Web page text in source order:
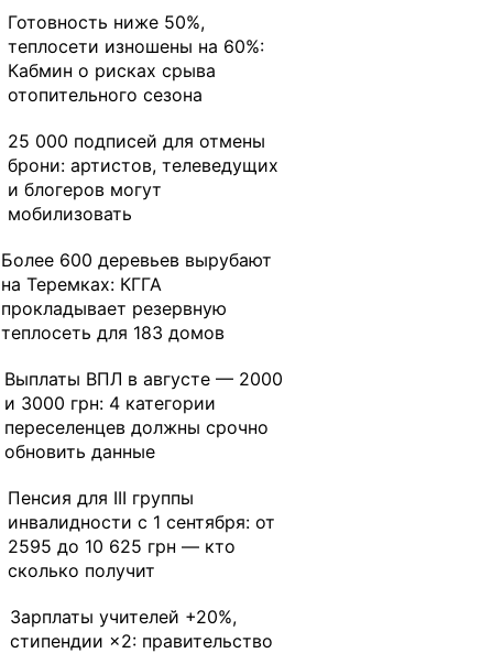
Готовность ниже 50%,
теплосети изношены на 60%:
Кабмин о рисках срыва
отопительного сезона
25 000 подписей для отмены
брони: артистов, телеведущих
и блогеров могут
мобилизовать
Более 600 деревьев вырубают
на Теремках: КГГА
прокладывает резервную
теплосеть для 183 домов
Выплаты ВПЛ в августе — 2000
и 3000 грн: 4 категории
переселенцев должны срочно
обновить данные
Пенсия для III группы
инвалидности с 1 сентября: от
2595 до 10 625 грн — кто
сколько получит
Зарплаты учителей +20%,
стипендии ×2: правительство